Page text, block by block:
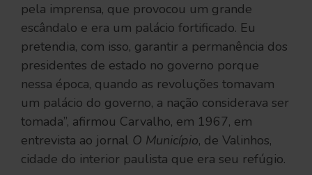
pela imprensa, que provocou um grande
escândalo e era um palácio fortificado. Eu
pretendia, com isso, garantir a permanência dos
presidentes de estado no governo porque
nessa época, quando as revoluções tomavam
um palácio do governo, a nação considerava ser
tomada”, afirmou Carvalho, em 1967, em
entrevista ao jornal O Município, de Valinhos,
cidade do interior paulista que era seu refúgio.